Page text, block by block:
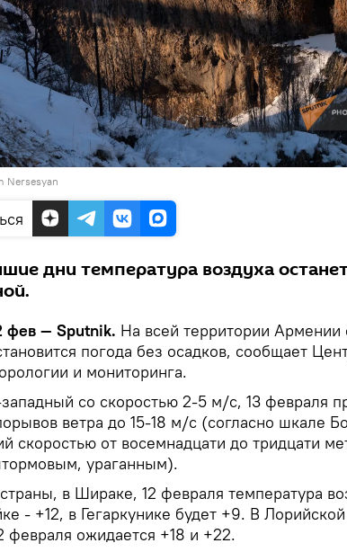
Nersesyan
дни температура воздуха
фев — Sputnik. На всей территории Армении
погода без осадков, сообщает
и мониторинга.
со скоростью 2-5 м/с, 13 февраля
ветра до 15-18 м/с (согласно шкале
скоростью от восемнадцати до тридцати
ураганным).
в Шираке, 12 февраля температура
- +12, в Гегаркунике будет +9. В
февраля ожидается +18 и +22.